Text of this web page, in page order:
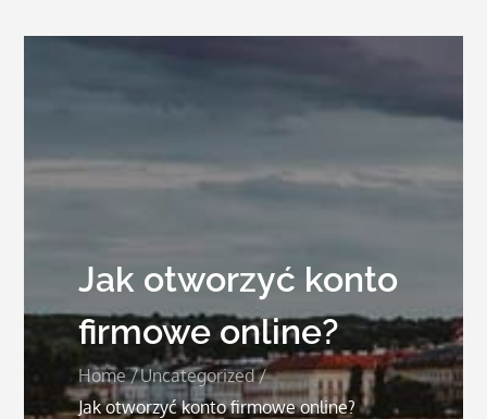
Jak otworzyć konto
firmowe online?
Home
Uncategorized
Jak otworzyć konto firmowe online?